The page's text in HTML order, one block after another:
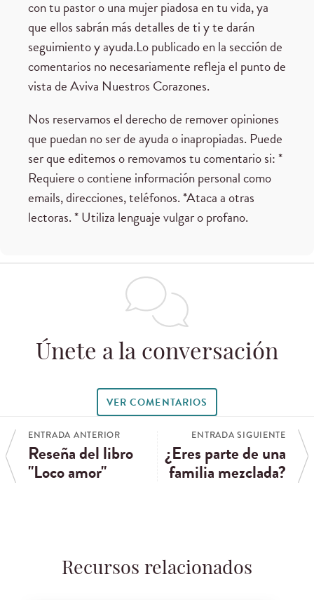
con tu pastor o una mujer piadosa en tu vida, ya
que ellos sabrán más detalles de ti y te darán
seguimiento y ayuda.Lo publicado en la sección de
comentarios no necesariamente refleja el punto de
vista de Aviva Nuestros Corazones.
Nos reservamos el derecho de remover opiniones
que puedan no ser de ayuda o inapropiadas. Puede
ser que editemos o removamos tu comentario si: *
Requiere o contiene información personal como
emails, direcciones, teléfonos. *Ataca a otras
lectoras. * Utiliza lenguaje vulgar o profano.
Únete a la conversación
VER COMENTARIOS
ENTRADA ANTERIOR
Reseña del libro
"Loco amor"
ENTRADA SIGUIENTE
¿Eres parte de una
familia mezclada?
Recursos relacionados